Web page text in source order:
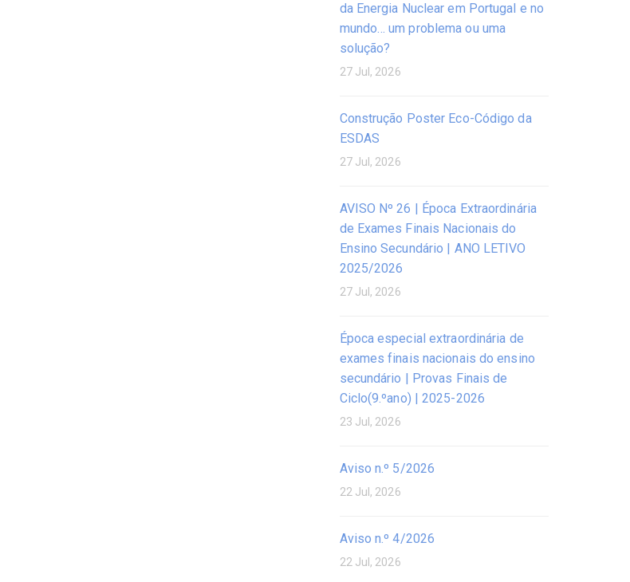
da Energia Nuclear em Portugal e no
mundo… um problema ou uma
solução?
27 Jul, 2026
Construção Poster Eco-Código da
ESDAS
27 Jul, 2026
AVISO Nº 26 | Época Extraordinária
de Exames Finais Nacionais do
Ensino Secundário | ANO LETIVO
2025/2026
27 Jul, 2026
Época especial extraordinária de
exames finais nacionais do ensino
secundário | Provas Finais de
Ciclo(9.ºano) | 2025-2026
23 Jul, 2026
Aviso n.º 5/2026
22 Jul, 2026
Aviso n.º 4/2026
22 Jul, 2026